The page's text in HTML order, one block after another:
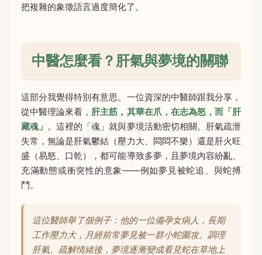
把複雜的象徵語言過度簡化了。
中醫怎麼看？肝氣與夢境的關聯
這部分我覺得特別有意思。一位資深的中醫師跟我分享，
從中醫理論來看， 肝主筋，其華在爪，在志為怒，而「肝
藏魂」 。這裡的「魂」就與夢境活動密切相關。肝氣疏泄
失常，無論是肝氣鬱結（壓力大、悶悶不樂）還是肝火旺
盛（易怒、口乾），都可能導致多夢，且夢境內容紛亂、
充滿動態或衝突性的意象——例如夢見被蛇追、與蛇搏
鬥。
這位醫師舉了個例子：他的一位備孕女病人，長期
工作壓力大，月經前常夢見被一群小蛇圍攻。調理
肝氣、疏解情緒後，夢境逐漸變成看見蛇在草地上